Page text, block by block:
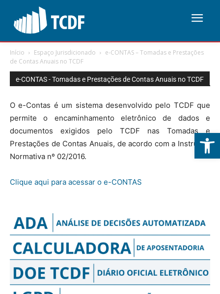
Abrir
Início Espaço Jurisdicionado
e-CONTAS – Tomadas e Prestações
de Contas Anuais no TCDF
e-CONTAS - Tomadas e Prestações de Contas Anuais no TCDF
O e-Contas é um sistema desenvolvido pelo TCDF que
permite o encaminhamento eletrônico de dados e
documentos exigidos pelo TCDF nas Tomadas e
Prestações de Contas Anuais, de acordo com a Instrução
Normativa nº 02/2016.
Clique aqui para acessar o e-CONTAS